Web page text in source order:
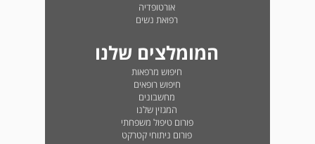
אורטופדיה
רפואת נשים
המומלצים שלנו
חיפוש מרפאות
חיפוש רופאים
מחשבונים
המגזין שלנו
פורום טיפול משפחתי
פורום ניתוחי קטרקט